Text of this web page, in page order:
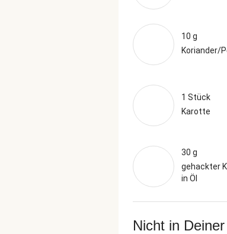
10 g
Koriander/
1 Stück
Karotte
30 g
gehackter
in Öl
Nicht in